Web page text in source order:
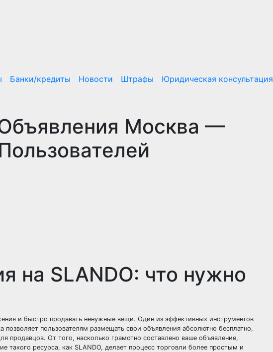
Банки/кредиты Новости Штрафы Юридическая консультация
Москва —
на SLANDO: что нужно
и быстро продавать ненужные вещи. Один из эффективных инструментов
позволяет пользователям размещать свои объявления абсолютно бесплатно,
продавцов. От того, насколько грамотно составлено ваше объявление,
такого ресурса, как SLANDO, делает процесс торговли более простым и